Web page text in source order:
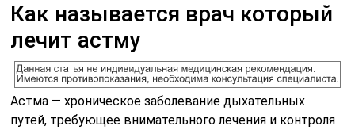
Как называется врач который
лечит астму
Астма — хроническое заболевание дыхательных
путей, требующее внимательного лечения и контроля